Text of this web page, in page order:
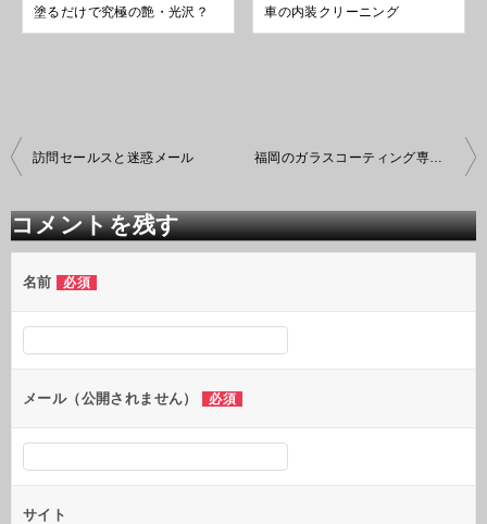
塗るだけで究極の艶・光沢？ 車の内装クリーニング
投
稿
ビ
ゲ
ー
シ
ン
訪問セールスと迷惑メール 福岡のガラスコーティング専門店 ２月の３連休
コメントを残す
名前 必須
メール（公開されません） 必須
サイト